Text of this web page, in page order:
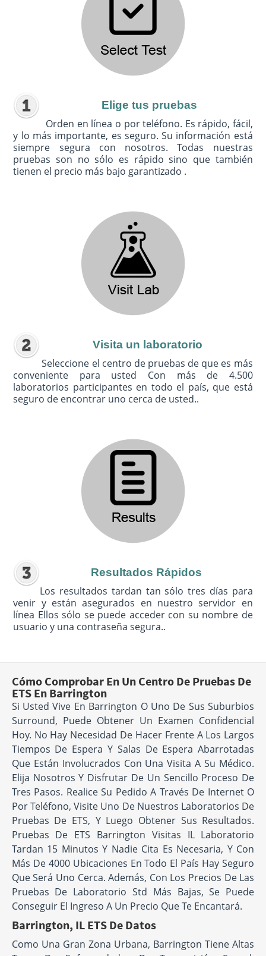
Elige tus pruebas
Orden en línea o por teléfono. Es rápido, fácil,
y lo más importante, es seguro. Su información está
siempre segura con nosotros. Todas nuestras
pruebas son no sólo es rápido sino que también
tienen el precio más bajo garantizado .
Visita un laboratorio
Seleccione el centro de pruebas de que es más
conveniente para usted Con más de 4.500
laboratorios participantes en todo el país, que está
seguro de encontrar uno cerca de usted..
Resultados Rápidos
Los resultados tardan tan sólo tres días para
venir y están asegurados en nuestro servidor en
línea Ellos sólo se puede acceder con su nombre de
usuario y una contraseña segura..
Cómo Comprobar En Un Centro De Pruebas De
ETS En Barrington
Si Usted Vive En Barrington O Uno De Sus Suburbios
Surround, Puede Obtener Un Examen Confidencial
Hoy. No Hay Necesidad De Hacer Frente A Los Largos
Tiempos De Espera Y Salas De Espera Abarrotadas
Que Están Involucrados Con Una Visita A Su Médico.
Elija Nosotros Y Disfrutar De Un Sencillo Proceso De
Tres Pasos. Realice Su Pedido A Través De Internet O
Por Teléfono, Visite Uno De Nuestros Laboratorios De
Pruebas De ETS, Y Luego Obtener Sus Resultados.
Pruebas De ETS Barrington Visitas IL Laboratorio
Tardan 15 Minutos Y Nadie Cita Es Necesaria, Y Con
Más De 4000 Ubicaciones En Todo El País Hay Seguro
Que Será Uno Cerca. Además, Con Los Precios De Las
Pruebas De Laboratorio Std Más Bajas, Se Puede
Conseguir El Ingreso A Un Precio Que Te Encantará.
Barrington, IL ETS De Datos
Como Una Gran Zona Urbana, Barrington Tiene Altas